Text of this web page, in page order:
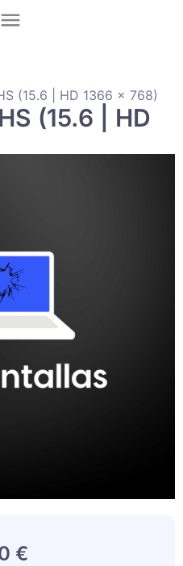
(15.6 | HD 1366 x 768)
(15.6 | HD
€